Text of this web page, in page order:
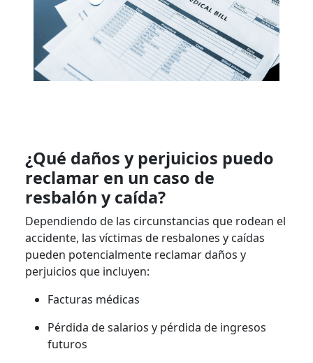
¿Qué daños y perjuicios puedo
reclamar en un caso de
resbalón y caída?
Dependiendo de las circunstancias que rodean el
accidente, las víctimas de resbalones y caídas
pueden potencialmente reclamar daños y
perjuicios que incluyen:
Facturas médicas
Pérdida de salarios y pérdida de ingresos
futuros